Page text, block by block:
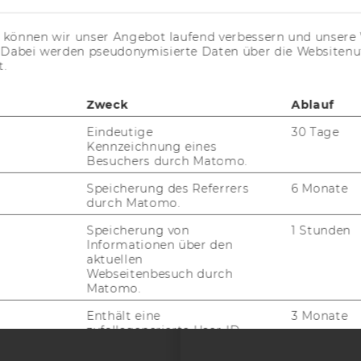
WEBSEITE
MEDIA
ACCREDITED
wir unser Angebot laufend verbessern und unsere
werden pseudonymisierte Daten über die
Zweck Ablauf
Eindeutige
Kennzeichnung eines
Besuchers durch Matomo.
30 Tage
Speicherung des Referrers
durch Matomo.
6 Monate
Speicherung von
Informationen über den
aktuellen
Webseitenbesuch durch
Matomo.
1 Stunden
Enthält eine
zufallsgenerierte User-ID.
3 Monate